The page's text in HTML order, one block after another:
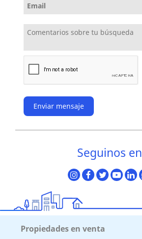
Enviar mensaje
Seguinos en
Propiedades en venta